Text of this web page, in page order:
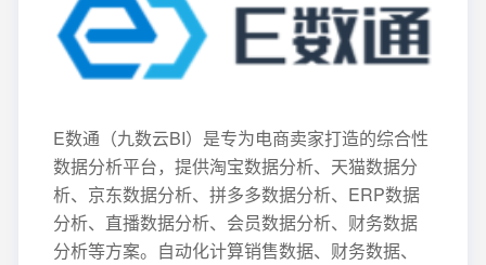
E数通（九数云BI）是专为电商卖家打造的综合性
数据分析平台，提供淘宝数据分析、天猫数据分
析、京东数据分析、拼多多数据分析、ERP数据
分析、直播数据分析、会员数据分析、财务数据
分析等方案。自动化计算销售数据、财务数据、